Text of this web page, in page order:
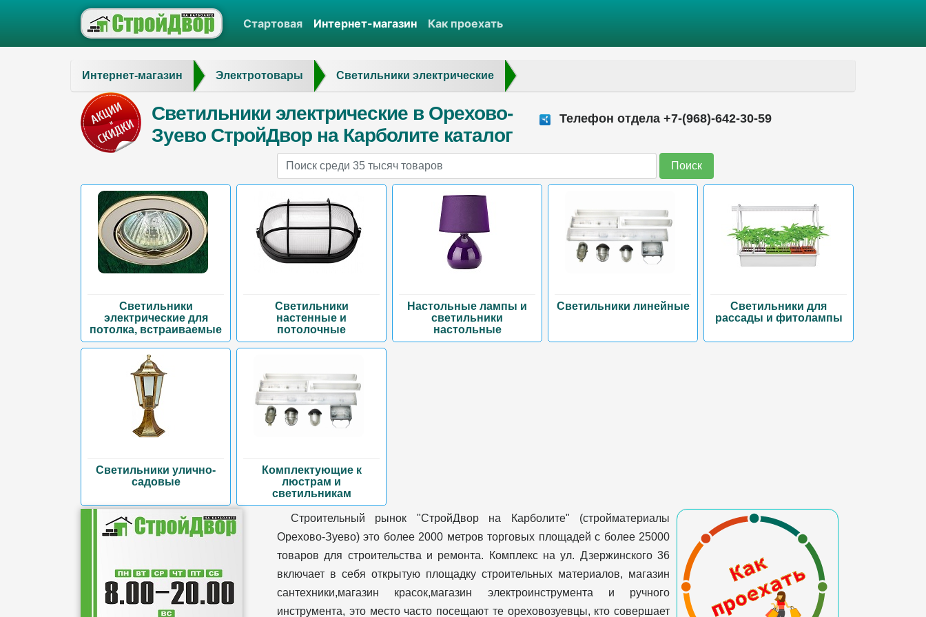
Стартовая Интернет-магазин Как проехать
Интернет-магазин Электротовары Светильники электрические
Светильники электрические в Орехово-
Зуево СтройДвор на Карболите каталог
Телефон отдела +7-(968)-642-30-59
Поиск
Светильники
электрические для
потолка, встраиваемые
Светильники
настенные и
потолочные
Настольные лампы и
светильники
настольные
Светильники линейные
Светильники для
рассады и фитолампы
Светильники улично-
садовые
Комплектующие к
люстрам и
светильникам
Строительный рынок "СтройДвор на Карболите" (стройматериалы
Орехово-Зуево) это более 2000 метров торговых площадей с более 25000
товаров для строительства и ремонта. Комплекс на ул. Дзержинского 36
включает в себя открытую площадку строительных материалов, магазин
сантехники,магазин красок,магазин электроинструмента и ручного
инструмента, это место часто посещают те ореховозуевцы, кто совершает